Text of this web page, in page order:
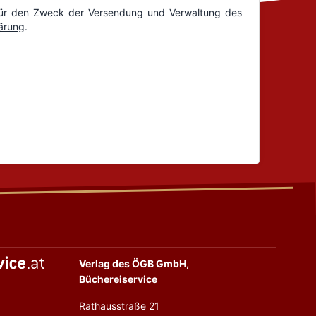
Verlag des ÖGB GmbH,
Büchereiservice
Rathausstraße 21